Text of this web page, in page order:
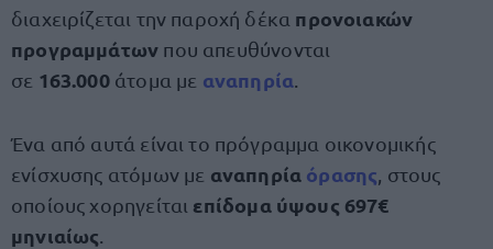
διαχειρίζεται την παροχή δέκα προνοιακών
προγραμμάτων που απευθύνονται
σε 163.000άτομα με αναπηρία
Ένα από αυτά είναι το πρόγραμμα οικονομικής
ενίσχυσης ατόμων με αναπηρία όρασης , στους
οποίους χορηγείται επίδομα ύψους 697€
μηνιαίως